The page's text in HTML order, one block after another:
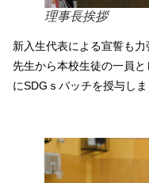
理事長挨拶
新入生代表による宣誓も
先生から本校生徒の一員
にSDGｓバッチを授与しま